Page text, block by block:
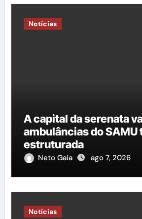
Notícias
A capital da serenata
ambulâncias do SAMU
estruturada
Neto Gaia ago 7, 2026
Notícias